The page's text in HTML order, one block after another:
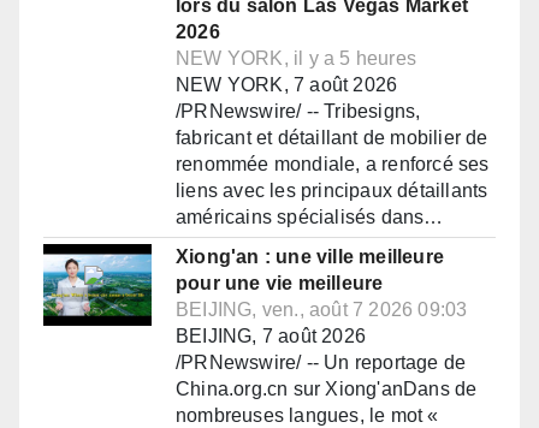
lors du salon Las Vegas Market
2026
NEW YORK, il y a 5 heures
NEW YORK, 7 août 2026
/PRNewswire/ -- Tribesigns,
fabricant et détaillant de mobilier de
renommée mondiale, a renforcé ses
liens avec les principaux détaillants
américains spécialisés dans…
Xiong'an : une ville meilleure
pour une vie meilleure
BEIJING, ven., août 7 2026 09:03
BEIJING, 7 août 2026
/PRNewswire/ -- Un reportage de
China.org.cn sur Xiong'anDans de
nombreuses langues, le mot «